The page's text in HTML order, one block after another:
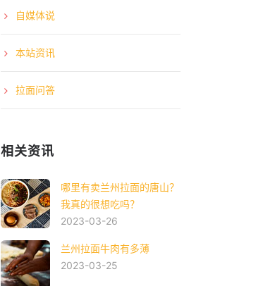
自媒体说
本站资讯
拉面问答
相关资讯
哪里有卖兰州拉面的唐山？
我真的很想吃吗？
2023-03-26
兰州拉面牛肉有多薄
2023-03-25